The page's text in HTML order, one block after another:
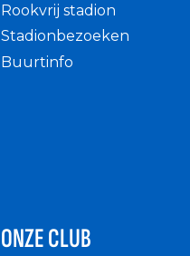
Rookvrij stadion
Stadionbezoeken
Buurtinfo
ONZE CLUB